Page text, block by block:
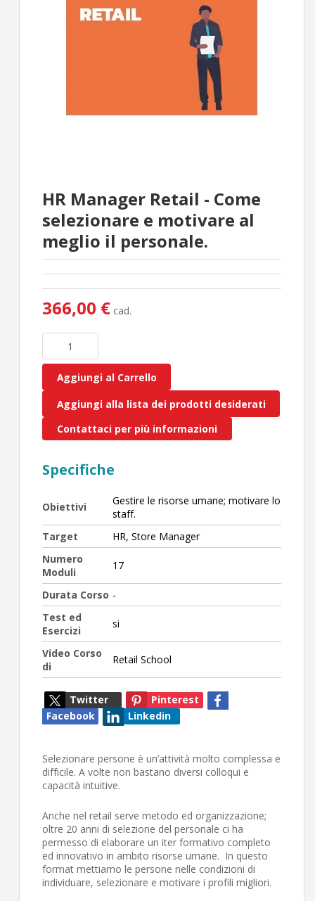
HR Manager Retail - Come
selezionare e motivare al
meglio il personale.
366,00 € cad.
Aggiungi al Carrello
Aggiungi alla lista dei prodotti desiderati
Contattaci per più informazioni
Specifiche
Obiettivi
Gestire le risorse umane; motivare lo
staff.
Target
HR, Store Manager
Numero
Moduli
17
Durata Corso -
Test ed
Esercizi
si
Video Corso
di
Retail School
Twitter
Pinterest
Facebook
Linkedin
Selezionare persone è un’attività molto complessa e
difficile. A volte non bastano diversi colloqui e
capacità intuitive.
Anche nel retail serve metodo ed organizzazione;
oltre 20 anni di selezione del personale ci ha
permesso di elaborare un iter formativo completo
ed innovativo in ambito risorse umane. In questo
format mettiamo le persone nelle condizioni di
individuare, selezionare e motivare i profili migliori.